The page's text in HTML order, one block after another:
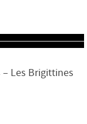
– Les Brigittines